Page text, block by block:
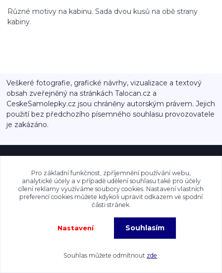
Různé motivy na kabinu. Sada dvou kusů na obě strany
kabiny.
Veškeré fotografie, grafické návrhy, vizualizace a textový
obsah zveřejněný na stránkách Talocan.cz a
CeskeSamolepky.cz jsou chráněny autorským právem. Jejich
použití bez předchozího písemného souhlasu provozovatele
je zakázáno.
autorským právem!
Vytvořeno na
Eshop-rychle.cz
Pro základní funkčnost, zpříjemnění používání webu,
analytické účely a v případě udělení souhlasu také pro účely
cílení reklamy využíváme soubory cookies. Nastavení vlastních
preferencí cookies můžete kdykoli upravit odkazem ve spodní
části stránek.
Nastavení Souhlasím
Souhlas můžete odmítnout zde